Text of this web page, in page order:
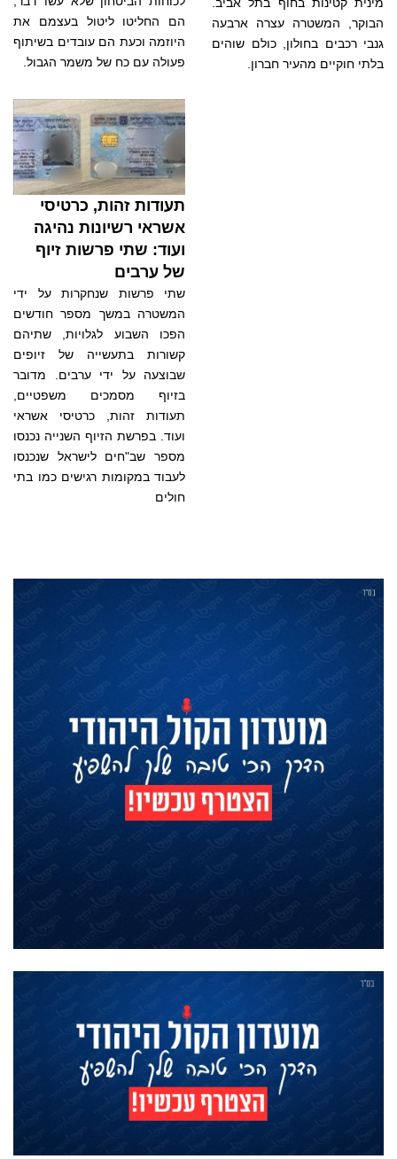
הבוקר, המשטרה עצרה ארבעה
גנבי רכבים בחולון, כולם שוהים
בלתי חוקיים מהעיר חברון.
הם החליטו ליטול בעצמם את
היוזמה וכעת הם עובדים בשיתוף
פעולה עם כח של משמר הגבול.
תעודות זהות, כרטיסי
אשראי רשיונות נהיגה
ועוד: שתי פרשות זיוף
של ערבים
שתי פרשות שנחקרות על ידי
המשטרה במשך מספר חודשים
הפכו השבוע לגלויות, שתיהם
קשורות בתעשייה של זיופים
שבוצעה על ידי ערבים. מדובר
בזיוף מסמכים משפטיים,
תעודות זהות, כרטיסי אשראי
ועוד. בפרשת הזיוף השנייה נכנסו
מספר שב"חים לישראל שנכנסו
לעבוד במקומות רגישים כמו בתי
חולים